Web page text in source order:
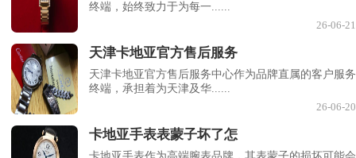
终端，始终致力于为每一......
26-06-21
天津卡地亚官方售后服务
天津卡地亚官方售后服务中心作为品牌直属的客户服务
终端，承担着为天津及华......
26-06-20
卡地亚手表表蒙子坏了怎